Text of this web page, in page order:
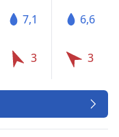
7,1
3
6,6
3